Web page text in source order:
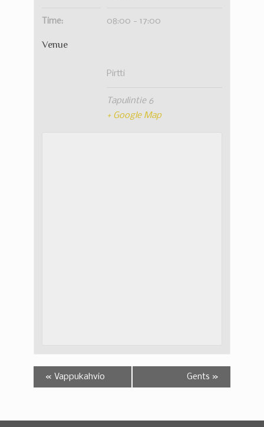
Time: 08:00 - 17:00
Venue
Pirtti
Tapulintie 6
+ Google Map
« Vappukahvio Gents »